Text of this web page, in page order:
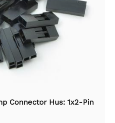
Connector Hus: 1x2-Pin